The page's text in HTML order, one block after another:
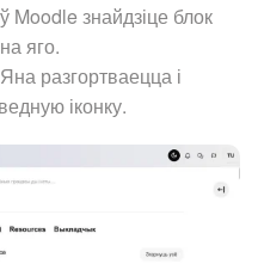
Moodle знайдзіце блок
яго.
разгортваецца і
іконку.